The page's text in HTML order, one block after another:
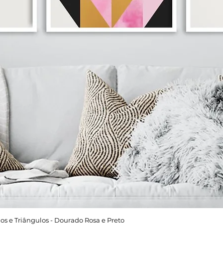
e Triângulos - Dourado Rosa e Preto